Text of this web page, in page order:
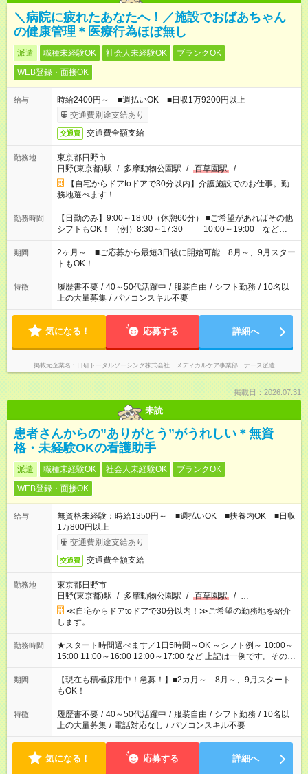
＼病院に疲れたあなたへ！／施設でおばあちゃん
の健康管理＊医療行為ほぼ無し
派遣 職種未経験OK 社会人未経験OK
ブランクOK
WEB登録・面接OK
給与
時給2400円～ ■週払いOK ■日収1万9200円以上
交通費別途支給あり
交通費 交通費全額支給
勤務地
東京都日野市
日野(東京都)駅 / 多摩動物公園駅 / 百草園駅 / …
【自宅からドアtoドアで30分以内】介護施設でのお仕事。勤
務地選べます！
勤務時間
【日勤のみ】9:00～18:00（休憩60分） ■ご希望があればその他
シフトもOK！ （例）8:30～17:30 10:00～19:00 など
「家族とお休みを合わせたい」 「できれば残業はしたくない」
など、あなたのご希望に沿ったお仕事をご紹介します！ ※Wワ
ーク希望の方へ 今ご覧のお仕事で希望する勤務時間と、もう1つ
のお仕事の勤務時間。 合計で週40時間を超える場合は応募でき
ません
期間
2ヶ月～ ■ご応募から最短3日後に開始可能 8月～、9月スター
トもOK！
特徴 履歴書不要 / 40～50代活躍中 / 服装自由 / シフト勤務 / 10名以
上の大量募集 / パソコンスキル不要
気になる！ 応募する 詳細へ
掲載元企業名 日研トータルソーシング株式会社 メディカルケア事業部 ナース派遣
掲載日：2026.07.31
未読
患者さんからの”ありがとう”がうれしい＊無資
格・未経験OKの看護助手
派遣 職種未経験OK 社会人未経験OK
ブランクOK
WEB登録・面接OK
給与
無資格未経験：時給1350円～ ■週払いOK ■扶養内OK ■日収
1万800円以上
交通費別途支給あり
交通費 交通費全額支給
勤務地
東京都日野市
日野(東京都)駅 / 多摩動物公園駅 / 百草園駅 / …
≪自宅からドアtoドアで30分以内！≫ご希望の勤務地を紹介
します。
勤務時間
★スタート時間選べます／1日5時間～OK ～シフト例～ 10:00～
15:00 11:00～16:00 12:00～17:00 など 上記は一例です。その他
シフトもご相談ください。 ※Wワークの場合当社と合わせて法
定労働時間が週40時間を超えなければOKです。
期間
【現在も積極採用中！急募！】■2カ月～ 8月～、9月スタート
もOK！
特徴 履歴書不要 / 40～50代活躍中 / 服装自由 / シフト勤務 / 10名以
上の大量募集 / 電話対応なし / パソコンスキル不要
気になる！ 応募する 詳細へ